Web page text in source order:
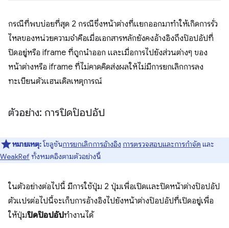
กรณีที่พบบ่อยที่สุด 2 กรณีซึ่งหน้าต่างที่แยกออกมาทำให้เกิดการรั่ว
ไหลของหน่วยความจำคือเมื่อเอกสารหลักยังคงอ้างอิงถึงป๊อปอัปที่
ปิดอยู่หรือ iframe ที่ถูกนำออก และเมื่อการไปยังส่วนต่างๆ ของ
หน้าต่างหรือ iframe ที่ไม่คาดคิดส่งผลให้ไม่มีการยกเลิกการลง
ทะเบียนตัวแฮนเดิลเหตุการณ์
ตัวอย่าง: การปิดป๊อปอัป
หมายเหตุ:โซลูชันการยกเลิกการอ้างอิง การตรวจสอบและการกำจัด และ
WeakRef ทั้งหมดอิงตามตัวอย่างนี้
ในตัวอย่างต่อไปนี้ มีการใช้ปุ่ม 2 ปุ่มเพื่อเปิดและปิดหน้าต่างป๊อปอัป
ตัวแปรต่อไปนี้จะเก็บการอ้างอิงไปยังหน้าต่างป๊อปอัปที่เปิดอยู่เพื่อ
ให้ปุ่มปิดป๊อปอัปทำงานได้